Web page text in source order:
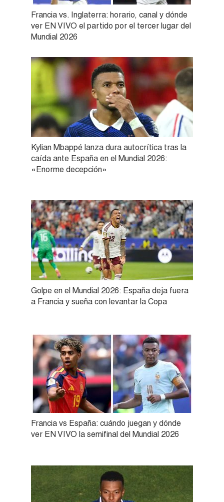
Francia vs. Inglaterra: horario, canal y dónde
ver EN VIVO el partido por el tercer lugar del
Mundial 2026
Kylian Mbappé lanza dura autocrítica tras la
caída ante España en el Mundial 2026:
«Enorme decepción»
Golpe en el Mundial 2026: España deja fuera
a Francia y sueña con levantar la Copa
Francia vs España: cuándo juegan y dónde
ver EN VIVO la semifinal del Mundial 2026